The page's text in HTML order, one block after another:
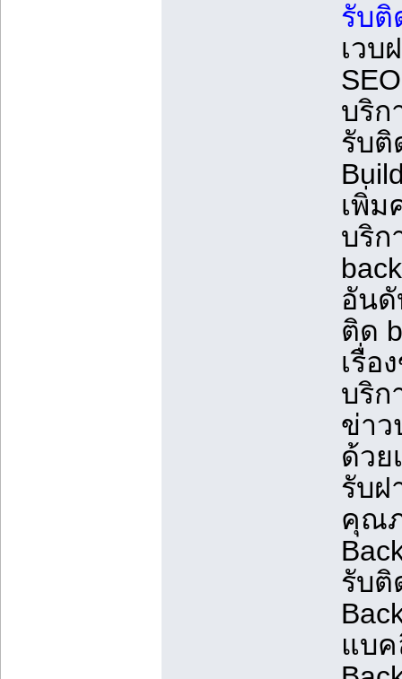
รับติ
เวบ
บริก
รับติ
เพิ่ม
บริก
อันดั
ติด
เรื่อ
บริก
ข่าว
ด้วย
รับฝ
คุณภ
รับติ
แบ